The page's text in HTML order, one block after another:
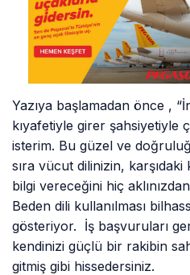
Yazıya başlamadan önce ,
kıyafetiyle girer şahsiyetiyle
isterim. Bu güzel ve
sıra vücut dilinizin,
bilgi vereceğini hiç
Beden dili kullanılması
gösteriyor. İş başvuruları
kendinizi güçlü bir rakibin
gitmiş gibi hissedersiniz.